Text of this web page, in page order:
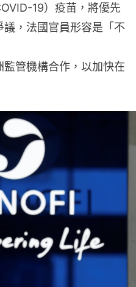
19）疫苗，將優先
，法國官員形容是「不
管機構合作，以加快在